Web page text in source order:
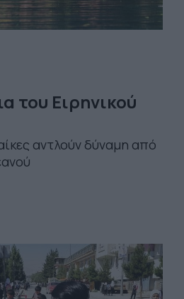
του Ειρηνικού
αντλούν δύναμη από